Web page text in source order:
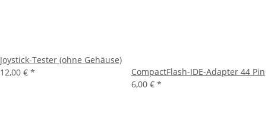
Joystick-Tester (ohne Gehäuse)
12,00 € *
CompactFlash-IDE-Adapter 44 Pin
6,00 € *